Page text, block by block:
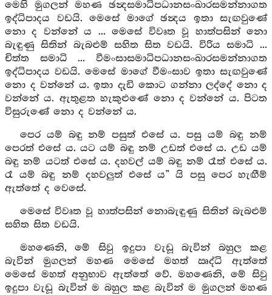
මෙහි මුගලන් මහණ ඡන්‍දසමාධිපධානසංඛාරසමන්නාගත
ඉද්ධිපාදය වඩයි. මෙසේ මාගේ ඡන්‍දය ඉතා සැඟවුණේ
නො ද වන්නේ ය ... මෙසේ විවෘත වූ හාත්පසින් නො
බැඳුණු සිතින් බැබළුම් සහිත සිත වඩයි. විරිය සමාධි ...
චිත්ත සමාධි ... වීමංසාසමාධිපධානසංඛාරසමන්නාගත
ඉද්ධිපාදය වඩයි. මෙසේ මාගේ වීමංසාව ඉතා සැඟවුණේ
නො ද වන්නේ ය. ඉතා දැඩි කොට ගන්නා ලද්දේ නො ද
වන්නේ ය. ඇතුළත හැකුළුණේ නො ද වන්නේ ය. පිටත
විසුරුණේ නො ද වන්නේ ය.
පෙර යම් බඳු නම් පසුත් එසේ ය. පසු යම් බඳු නම්
පෙරත් එසේ ය. යට යම් බඳු නම් උඩත් එසේ ය. උඩ යම්
බඳු නම් යටත් එසේ ය. දහවල් යම් බඳු නම් රෑත් එසේ ය.
රෑ යම් බඳු නම් දහවලුත් එසේ ය” යි පසු පෙර හැඟීම්
ඇත්තේ ද වෙසේ.
මෙසේ විවෘත වූ හාත්පසින් නොබැඳුණු සිතින් බැබළුම්
සහිත සිත වඩයි.
මහණෙනි, මේ සිවු ඉදුපා වැඩූ බැවින් බහුල කළ
බැවින් මුගලන් මහණ මෙසේ මහත් ඍද්ධි ඇත්තේ
මෙසේ මහත් අනුභාව ඇත්තේ වේ. මහණෙනි, මේ සිවු
ඉදුපා වැඩූ බැවින් ම බහුල කළ බැවින් ම මුගලන් මහණ